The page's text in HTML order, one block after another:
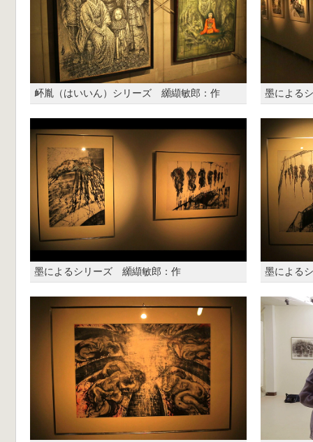
衃胤（はいいん）シリーズ 纐纈敏郎：作 墨による
墨によるシリーズ 纐纈敏郎：作 墨による